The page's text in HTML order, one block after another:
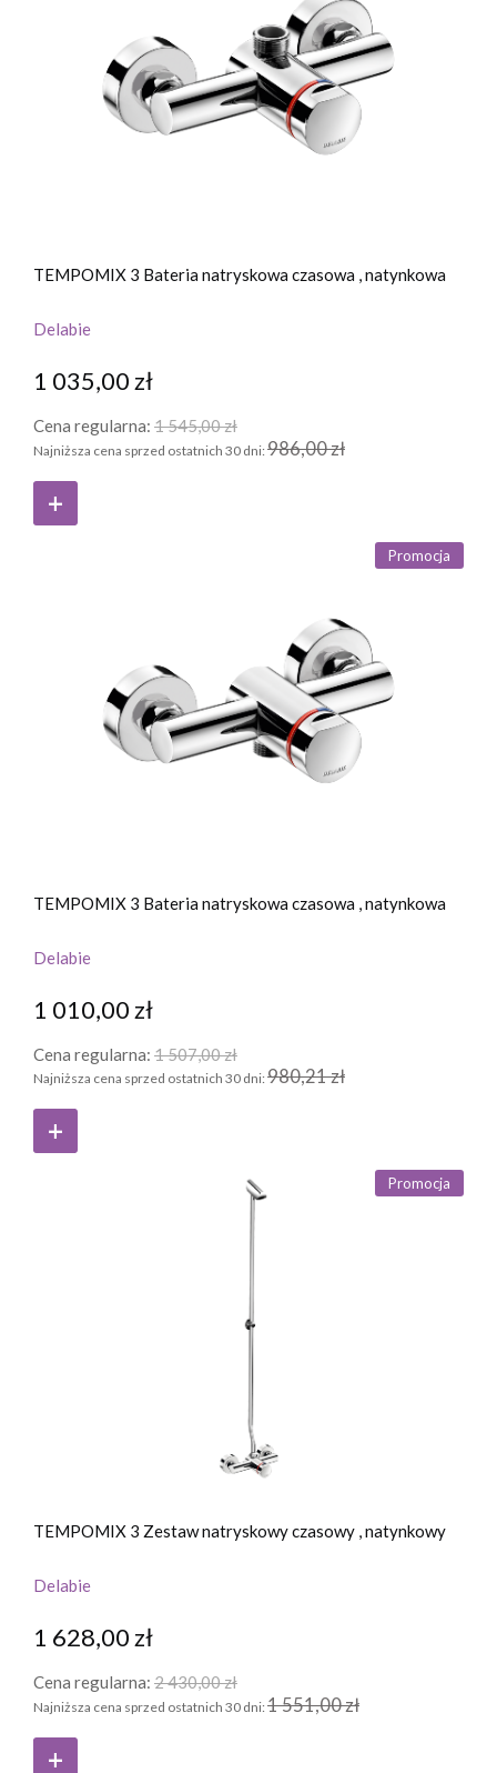
TEMPOMIX 3 Bateria natryskowa czasowa , natynkowa
Delabie
1 035,00 zł
Cena regularna: 1 545,00 zł
Najniższa cena sprzed ostatnich 30 dni: 986,00 zł
TEMPOMIX 3 Bateria natryskowa czasowa , natynkowa
Delabie
1 010,00 zł
Cena regularna: 1 507,00 zł
Najniższa cena sprzed ostatnich 30 dni: 980,21 zł
Promocja
TEMPOMIX 3 Zestaw natryskowy czasowy , natynkowy
Delabie
1 628,00 zł
Cena regularna: 2 430,00 zł
Najniższa cena sprzed ostatnich 30 dni: 1 551,00 zł
Promocja